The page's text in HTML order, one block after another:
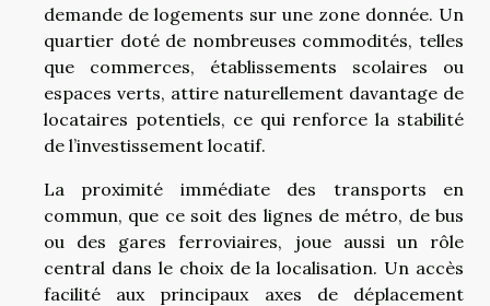
demande de logements sur une zone donnée. Un
quartier doté de nombreuses commodités, telles
que commerces, établissements scolaires ou
espaces verts, attire naturellement davantage de
locataires potentiels, ce qui renforce la stabilité
de l’investissement locatif.
La proximité immédiate des transports en
commun, que ce soit des lignes de métro, de bus
ou des gares ferroviaires, joue aussi un rôle
central dans le choix de la localisation. Un accès
facilité aux principaux axes de déplacement